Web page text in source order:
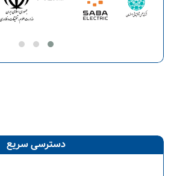
دسترسی سریع